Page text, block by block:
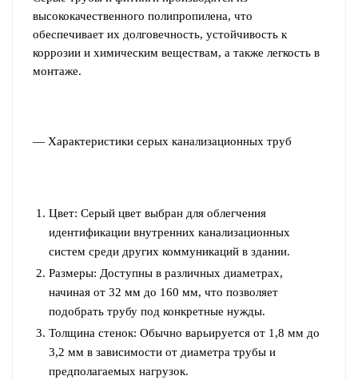
высококачественного полипропилена, что
обеспечивает их долговечность, устойчивость к
коррозии и химическим веществам, а также легкость в
монтаже.
— Характеристики серых канализационных труб
Цвет: Серый цвет выбран для облегчения
идентификации внутренних канализационных
систем среди других коммуникаций в здании.
Размеры: Доступны в различных диаметрах,
начиная от 32 мм до 160 мм, что позволяет
подобрать трубу под конкретные нужды.
Толщина стенок: Обычно варьируется от 1,8 мм до
3,2 мм в зависимости от диаметра трубы и
предполагаемых нагрузок.